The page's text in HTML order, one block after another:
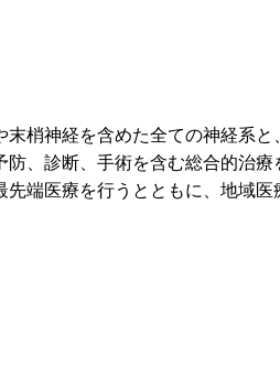
末梢神経を含めた全ての神経系
、診断、手術を含む総合的治療
端医療を行うとともに、地域